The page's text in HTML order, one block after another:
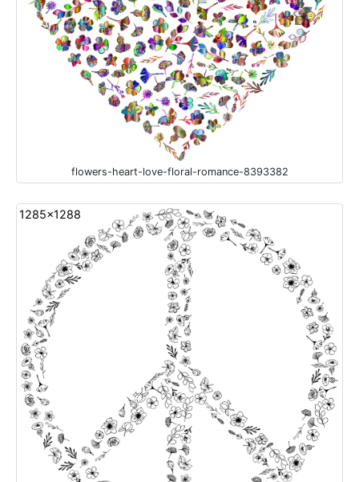
flowers-heart-love-floral-romance-8393382
1285x1288